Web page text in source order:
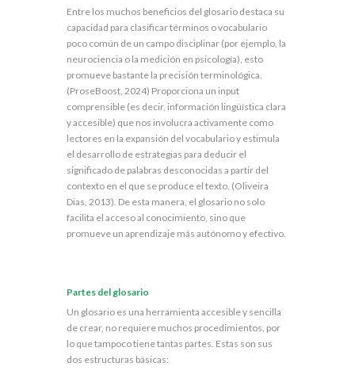
Entre los muchos beneficios del glosario destaca su
capacidad para clasificar términos o vocabulario
poco común de un campo disciplinar (por ejemplo, la
neurociencia o la medición en psicología), esto
promueve bastante la precisión terminológica.
(ProseBoost, 2024) Proporciona un input
comprensible (es decir, información lingüística clara
y accesible) que nos involucra activamente como
lectores en la expansión del vocabulario y estimula
el desarrollo de estrategias para deducir el
significado de palabras desconocidas a partir del
contexto en el que se produce el texto. (Oliveira
Dias, 2013). De esta manera, el glosario no solo
facilita el acceso al conocimiento, sino que
promueve un aprendizaje más autónomo y efectivo.
Partes del glosario
Un glosario es una herramienta accesible y sencilla
de crear, no requiere muchos procedimientos, por
lo que tampoco tiene tantas partes. Estas son sus
dos estructuras básicas: